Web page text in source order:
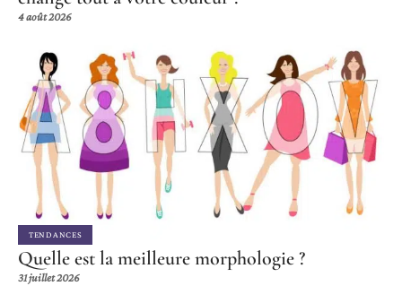
4 août 2026
TENDANCES
Quelle est la meilleure morphologie ?
31 juillet 2026